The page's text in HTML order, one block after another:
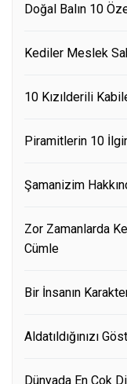
Doğal Balın 10
Kediler Meslek
10 Kızılderili
Piramitlerin 10
Şamanizim
Zor Zamanlarda
Cümle
Bir İnsanın
Aldatıldığınızı
Dünyada En Çok